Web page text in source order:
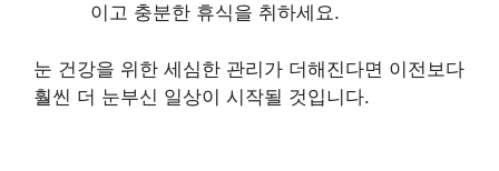
이고 충분한 휴식을 취하세요.
눈 건강을 위한 세심한 관리가 더해진다면 이전보다
훨씬 더 눈부신 일상이 시작될 것입니다.